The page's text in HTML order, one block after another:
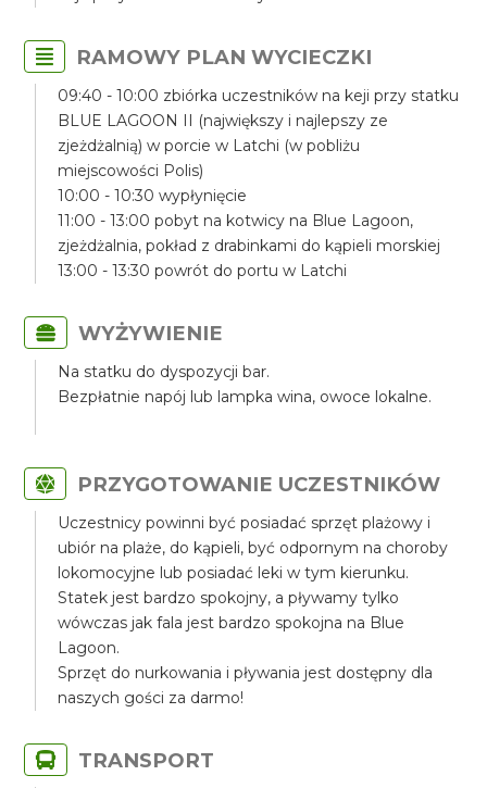
RAMOWY PLAN WYCIECZKI
09:40 - 10:00 zbiórka uczestników na keji przy statku
BLUE LAGOON II (największy i najlepszy ze
zjeżdżalnią) w porcie w Latchi (w pobliżu
miejscowości Polis)
10:00 - 10:30 wypłynięcie
11:00 - 13:00 pobyt na kotwicy na Blue Lagoon,
zjeżdżalnia, pokład z drabinkami do kąpieli morskiej
13:00 - 13:30 powrót do portu w Latchi
WYŻYWIENIE
Na statku do dyspozycji bar.
Bezpłatnie napój lub lampka wina, owoce lokalne.
PRZYGOTOWANIE UCZESTNIKÓW
Uczestnicy powinni być posiadać sprzęt plażowy i
ubiór na plaże, do kąpieli, być odpornym na choroby
lokomocyjne lub posiadać leki w tym kierunku.
Statek jest bardzo spokojny, a pływamy tylko
wówczas jak fala jest bardzo spokojna na Blue
Lagoon.
Sprzęt do nurkowania i pływania jest dostępny dla
naszych gości za darmo!
TRANSPORT